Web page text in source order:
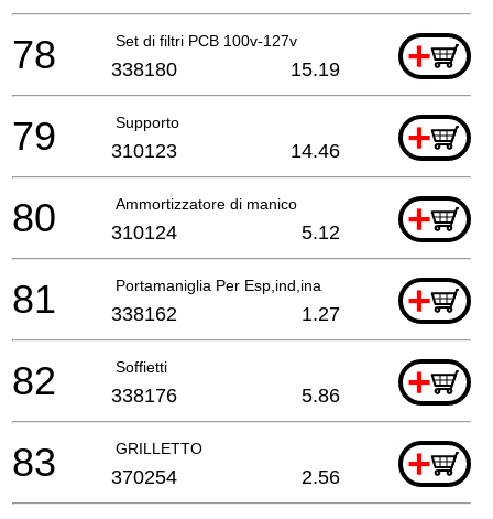
Set di filtri PCB 100v-127v +
78 338180 15.19
Supporto +
79 310123 14.46
Ammortizzatore di manico +
80 310124 5.12
Portamaniglia Per Esp,ind,ina +
81 338162 1.27
Soffietti +
82 338176 5.86
GRILLETTO +
83 370254 2.56